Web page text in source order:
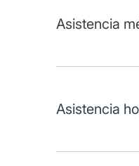
Asistencia
domicilio.
Descuentos
Asistencia